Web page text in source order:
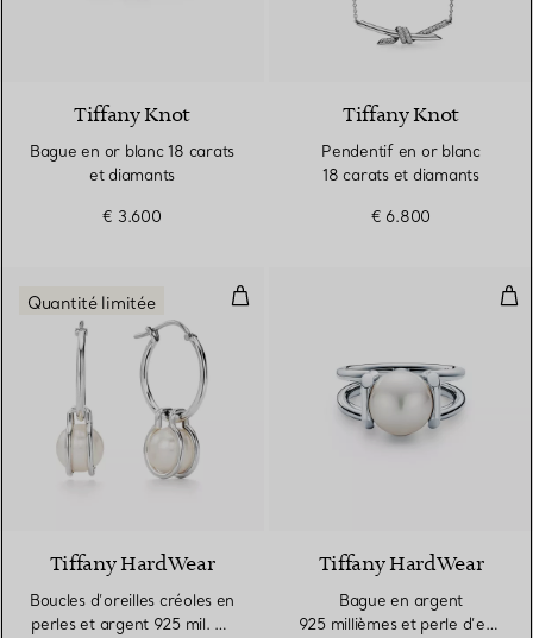
3 Matériaux
Tiffany Knot
Bague en or blanc 18 carats
et diamants
€ 3.600
Tiffany Knot
Pendentif en or blanc
18 carats et diamants
€ 6.800
Boucles d’oreilles créoles en
Quantité limitée
Tiffany HardWear
Boucles d’oreilles créoles en
perles et argent 925 mil. en
Tiffany HardWear
Bague en argent
925 millièmes et perle d’eau